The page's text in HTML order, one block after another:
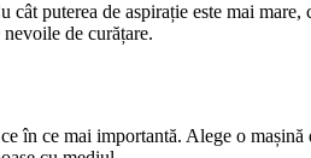
cât puterea de aspirație este mai
de curățare.
în ce mai importantă. Alege o